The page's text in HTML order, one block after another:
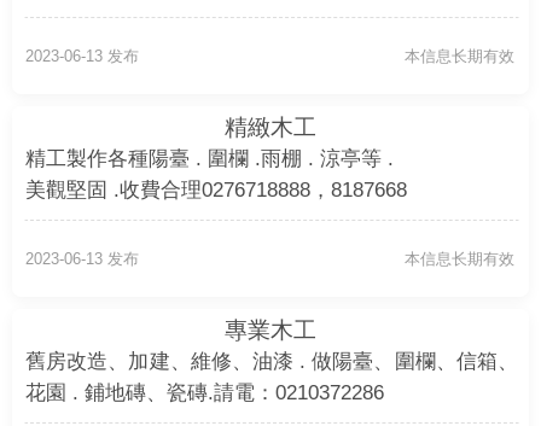
本信息长期有效
2023-06-13 发布
精緻木工
精工製作各種陽臺 . 圍欄 .雨棚 . 涼亭等 .
美觀堅固 .收費合理0276718888，8187668
本信息长期有效
2023-06-13 发布
專業木工
舊房改造、加建、維修、油漆 . 做陽臺、圍欄、信箱、
花園 . 鋪地磚、瓷磚.請電：0210372286